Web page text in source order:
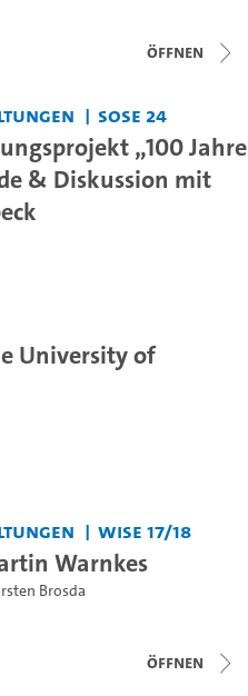
Öffnen
SoSe 24
„100 Jahre
& Diskussion mit
University of
WiSe 17/18
Warnkes
Brosda
Öffnen